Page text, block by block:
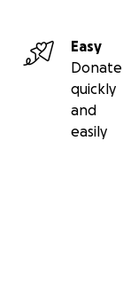
Easy
Donate
quickly
and
easily